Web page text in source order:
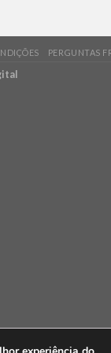
PERGUNTAS